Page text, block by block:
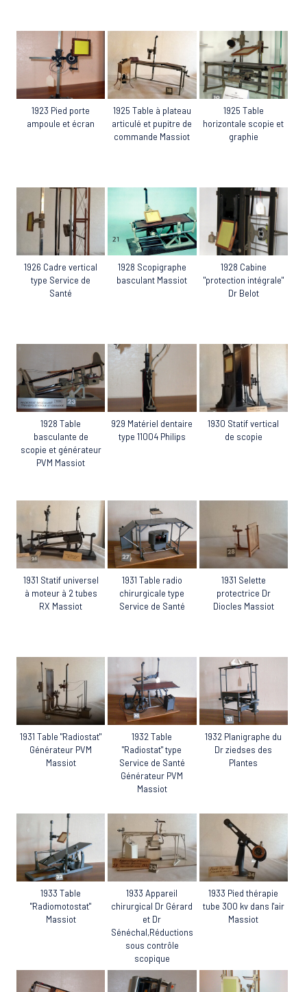
1923 Pied porte
ampoule et écran
1925 Table à plateau
articulé et pupitre de
commande Massiot
1925 Table
horizontale scopie et
graphie
1926 Cadre vertical
type Service de
Santé
1928 Scopigraphe
basculant Massiot
1928 Cabine
"protection intégrale"
Dr Belot
1928 Table
basculante de
scopie et générateur
PVM Massiot
929 Matériel dentaire
type 11004 Philips
1930 Statif vertical
de scopie
1931 Statif universel
à moteur à 2 tubes
RX Massiot
1931 Table radio
chirurgicale type
Service de Santé
1931 Selette
protectrice Dr
Diocles Massiot
1931 Table "Radiostat"
Générateur PVM
Massiot
1932 Table
"Radiostat" type
Service de Santé
Générateur PVM
Massiot
1932 Planigraphe du
Dr ziedses des
Plantes
1933 Table
"Radiomotostat"
Massiot
1933 Appareil
chirurgical Dr Gérard
et Dr
Sénéchal,Réductions
sous contrôle
scopique
1933 Pied thérapie
tube 300 kv dans l'air
Massiot